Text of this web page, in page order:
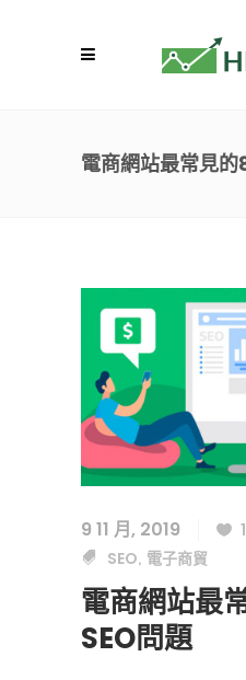
電商網站最常見
9 11 月, 2019
SEO, 電子商貿
電商網站最
SEO問題